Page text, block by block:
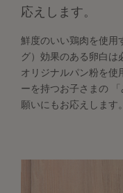
応えします。
鮮度のいい鶏肉を使用
グ）効果のある卵白は
オリジナルパン粉を使
ーを持つお子さまの
願いにもお応えします。